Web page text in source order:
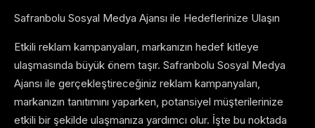
Safranbolu Sosyal Medya Ajansı ile Hedeflerinize Ulaşın
Etkili reklam kampanyaları, markanızın hedef kitleye
ulaşmasında büyük önem taşır. Safranbolu Sosyal Medya
Ajansı ile gerçekleştireceğiniz reklam kampanyaları,
markanızın tanıtımını yaparken, potansiyel müşterilerinize
etkili bir şekilde ulaşmanıza yardımcı olur. İşte bu noktada